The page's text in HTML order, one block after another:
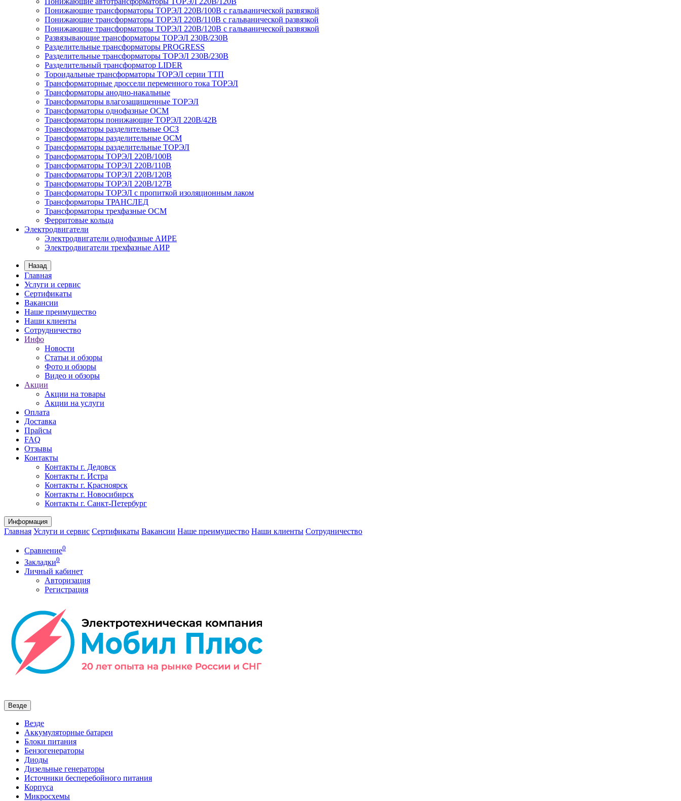
Понижающие трансформаторы ТОРЭЛ 220В/100В с гальванической развязкой
Понижающие трансформаторы ТОРЭЛ 220В/110В с гальванической развязкой
Понижающие трансформаторы ТОРЭЛ 220В/120В с гальванической развязкой
Развязывающие трансформаторы ТОРЭЛ 230В/230В
Разделительные трансформаторы PROGRESS
Разделительные трансформаторы ТОРЭЛ 230В/230В
Разделительный трансформатор LIDER
Тороидальные трансформаторы ТОРЭЛ серии ТТП
Трансформаторные дроссели переменного тока ТОРЭЛ
Трансформаторы анодно-накальные
Трансформаторы влагозащищенные ТОРЭЛ
Трансформаторы однофазные ОСМ
Трансформаторы понижающие ТОРЭЛ 220В/42В
Трансформаторы разделительные ОСЗ
Трансформаторы разделительные ОСМ
Трансформаторы разделительные ТОРЭЛ
Трансформаторы ТОРЭЛ 220В/100В
Трансформаторы ТОРЭЛ 220В/110В
Трансформаторы ТОРЭЛ 220В/120В
Трансформаторы ТОРЭЛ 220В/127В
Трансформаторы ТОРЭЛ с пропиткой изоляционным лаком
Трансформаторы ТРАНСЛЕД
Трансформаторы трехфазные ОСМ
Ферритовые кольца
Электродвигатели
Электродвигатели однофазные АИРЕ
Электродвигатели трехфазные АИР
Назад
Главная
Услуги и сервис
Сертификаты
Вакансии
Наше преимущество
Наши клиенты
Сотрудничество
Инфо
Новости
Статьи и обзоры
Фото и обзоры
Видео и обзоры
Акции
Акции на товары
Акции на услуги
Оплата
Доставка
Прайсы
FAQ
Отзывы
Контакты
Контакты г. Дедовск
Контакты г. Истра
Контакты г. Красноярск
Контакты г. Новосибирск
Контакты г. Санкт-Петербург
Информация
Главная Услуги и сервис Сертификаты Вакансии Наше преимущество Наши клиенты Сотрудничество
Сравнение0
Закладки0
Личный кабинет
Авторизация
Регистрация
Везде
Везде
Аккумуляторные батареи
Блоки питания
Бензогенераторы
Диоды
Дизельные генераторы
Источники бесперебойного питания
Корпуса
Микросхемы